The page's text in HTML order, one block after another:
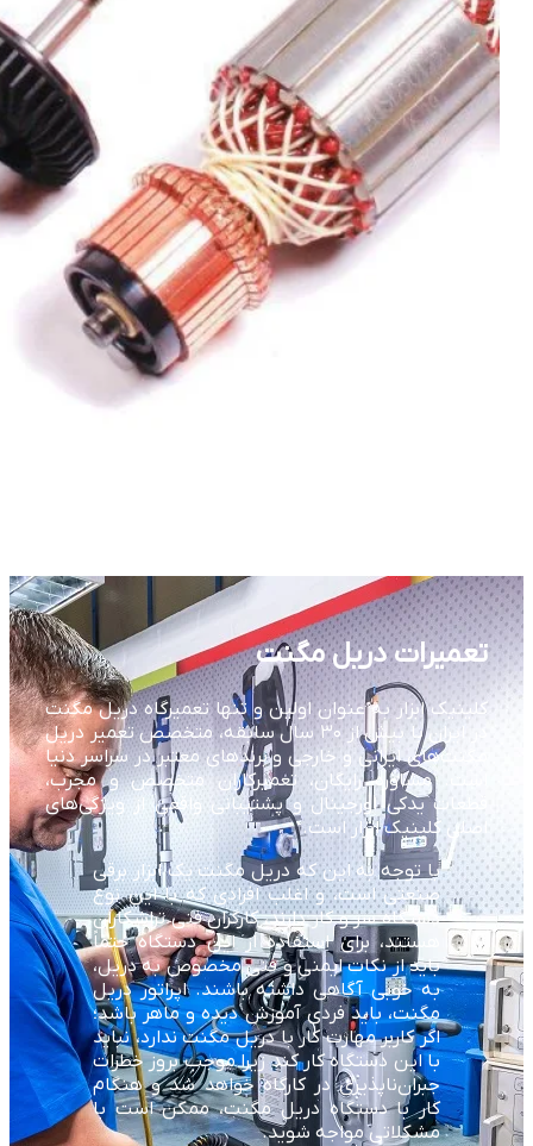
تعمیرات دریل مگنت
کلینیک ابزار به عنوان اولین و تنها تعمیرگاه دریل مگنت
در ایران با بیش از ۳۰ سال سابقه، متخصص تعمیر دریل
مگنت‌های ایرانی و خارجی و برندهای معتبر در سراسر دنیا
است. مشاوره رایگان، تعمیرکاران متخصص و مجرب،
قطعات یدکی اورجینال و پشتیبانی واقعی از ویژگی‌های
اصلی کلینیک ابزار است.
با توجه به این که دریل مگنت یک ابزار برقی
صنعتی است، و اغلب افرادی که با این نوع
دستگاه سر و کار دارند، کارگران فنی تراشکاران
هستند، برای استفاده از این دستگاه حتماً
باید از نکات ایمنی و فنی مخصوص به دریل،
به خوبی آگاهی داشته باشند. اپراتور دریل
مگنت، باید فردی آموزش دیده و ماهر باشد؛
اگر کاربر مهارت کار با دریل مگنت ندارد، نباید
با این دستگاه کار کند زیرا موجب بروز خطرات
جبران‌ناپذیری در کارگاه خواهد شد و هنگام
کار با دستگاه دریل مگنت، ممکن است با
مشکلاتی مواجه شوید.